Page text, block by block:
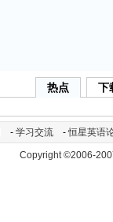
热点 下
- 学习交流 -恒星英语
Copyright ©2006-